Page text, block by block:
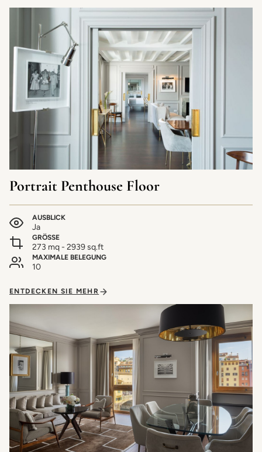
Portrait Penthouse Floor
AUSBLICK
Ja
GRÖSSE
273 mq - 2939 sq.ft
MAXIMALE BELEGUNG
10
ENTDECKEN SIE MEHR